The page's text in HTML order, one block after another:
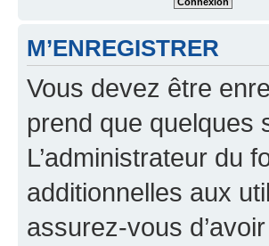
M’ENREGISTRER
Vous devez être
prend que quelques
L’administrateur du
additionnelles aux
assurez-vous